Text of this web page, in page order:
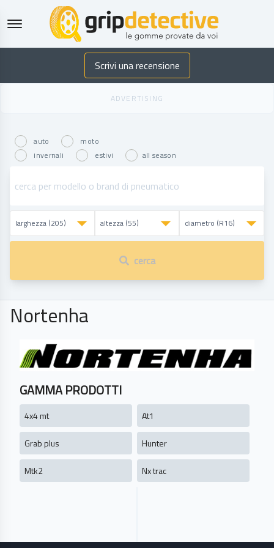
GripDetective
Scrivi una recensione
auto
moto
invernali
estivi all season
cerca
Nortenha
GAMMA PRODOTTI
4x4 mt At1
Grab plus Hunter
Mtk2 Nx trac